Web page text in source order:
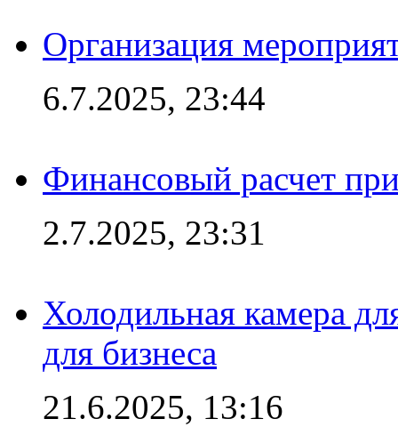
Организация
6.7.2025, 23:44
Финансовый расчет
2.7.2025, 23:31
Холодильная камера
для бизнеса
21.6.2025, 13:16